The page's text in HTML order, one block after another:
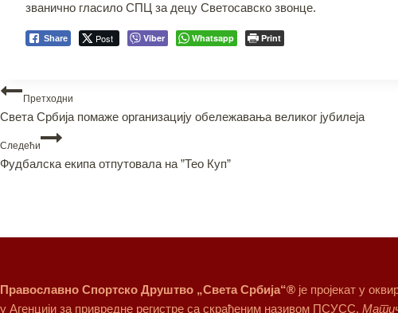
званично гласило СПЦ за децу Светосавско звонце.
Share Post Viber Whatsapp Print
Претходни
Света Србија помаже организацију обележавања великог јубилејa
Следећи
Фудбалска екипа отпутовала на ”Тео Куп”
Православно Спортско Друштво „Света Србија“® је пројекат у
у Агенцији за привредне регистре са скраћеним називом ПСУСС.